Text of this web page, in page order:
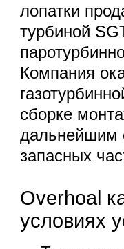
лопатки
турбиной
Компания
сборке
дальнейшим
запасных
Overhoal
условиях